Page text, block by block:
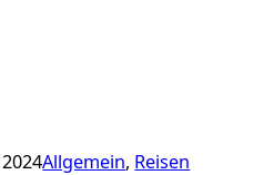
Allgemein, Reisen